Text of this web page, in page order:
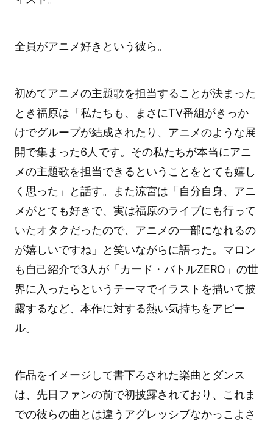
全員がアニメ好きという彼ら。
初めてアニメの主題歌を担当することが決まった
とき福原は「私たちも、まさにTV番組がきっか
けでグループが結成されたり、アニメのような展
開で集まった6人です。その私たちが本当にアニ
メの主題歌を担当できるということをとても嬉し
く思った」と話す。また涼宮は「自分自身、アニ
メがとても好きで、実は福原のライブにも行って
いたオタクだったので、アニメの一部になれるの
が嬉しいですね」と笑いながらに語った。マロン
も自己紹介で3人が「カード・バトルZERO」の世
界に入ったらというテーマでイラストを描いて披
露するなど、本作に対する熱い気持ちをアピー
ル。
作品をイメージして書下ろされた楽曲とダンス
は、先日ファンの前で初披露されており、これま
での彼らの曲とは違うアグレッシブなかっこよさ